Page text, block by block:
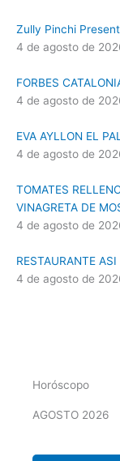
Zully Pinchi
4 de agosto de
FORBES
4 de agosto de
EVA AYLLON EL
4 de agosto de
TOMATES
VINAGRETA DE
4 de agosto de
RESTAURANTE
4 de agosto de
Horóscopo
AGOSTO 2026